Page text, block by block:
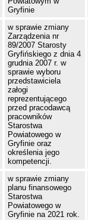
Gryfinie
w sprawie zmiany
Zarządzenia nr
89/2007 Starosty
Gryfińskiego z dnia 4
grudnia 2007 r. w
sprawie wyboru
przedstawiciela
załogi
reprezentującego
przed pracodawcą
pracowników
Starostwa
Powiatowego w
Gryfinie oraz
określenia jego
kompetencji.
w sprawie zmiany
planu finansowego
Starostwa
Powiatowego w
Gryfinie na 2021 rok.